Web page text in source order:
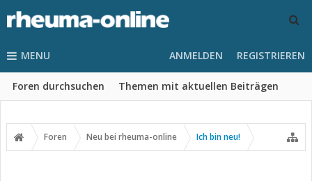
MENU
Foren durchsuchen Themen mit aktuellen Beiträgen
ANMELDEN REGISTRIEREN
Foren Neu bei rheuma-online Ich bin neu!